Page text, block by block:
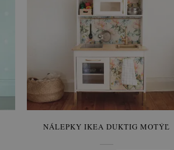
NÁLEPKY IKEA DUKTIG MOTÝĽ